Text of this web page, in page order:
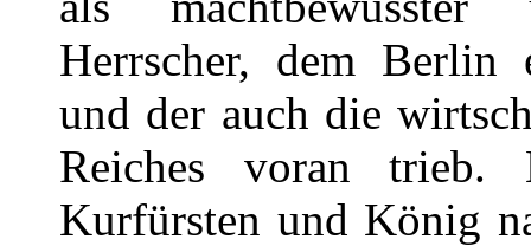
Herrscher, dem Berlin
und der auch die
Reiches voran trieb.
Kurfürsten und König